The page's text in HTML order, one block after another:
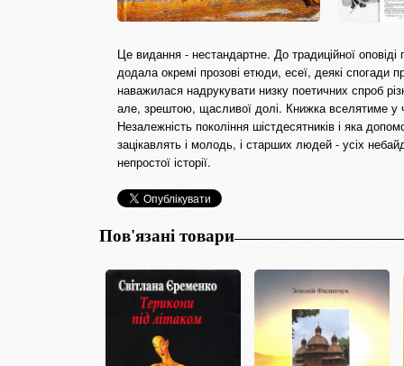
Це видання - нестандартне. До традиційної
додала окремі прозові етюди, есеї, деякі спогади
наважилася надрукувати низку поетичних спроб
але, зрештою, щасливої долі. Книжка вселятиме у
Незалежність покоління шістдесятників і яка
зацікавлять і молодь, і старших людей - усіх
непростої історії.
Пов'язані товари